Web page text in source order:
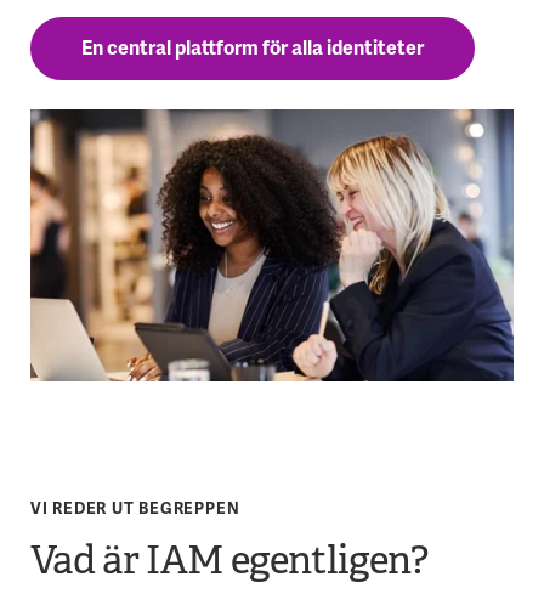
En central plattform för alla identiteter
VI REDER UT BEGREPPEN
Vad är IAM egentligen?